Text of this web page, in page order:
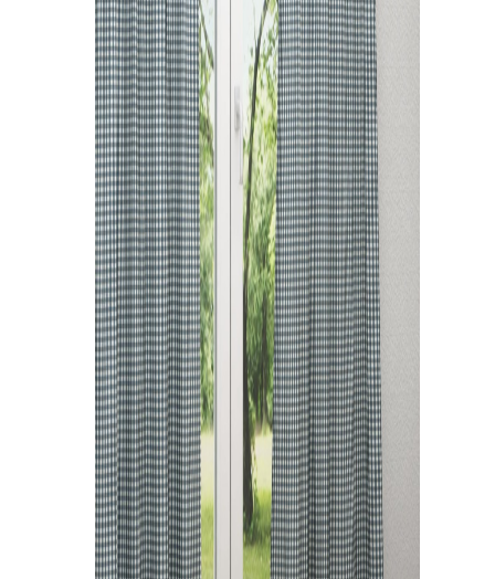
Kissen
Tischdecke
Fensterbilder
Gardinenstange
Stoffe
Panneaux